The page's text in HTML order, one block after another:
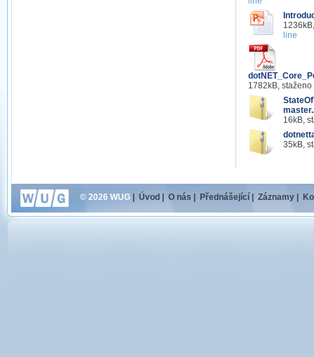
line
1782kB,
16kB,
35kB,
© 2026 WUG Úvod O nás Přednášející Záznamy